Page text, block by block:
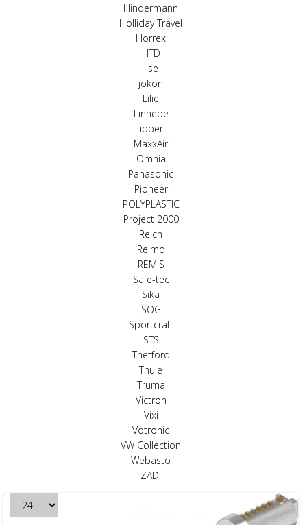
Hindermann
Holliday Travel
Horrex
HTD
ilse
jokon
Lilie
Linnepe
Lippert
MaxxAir
Omnia
Panasonic
Pioneer
POLYPLASTIC
Project 2000
Reich
Reimo
REMIS
Safe-tec
Sika
SOG
Sportcraft
STS
Thetford
Thule
Truma
Victron
Vixi
Votronic
VW Collection
Webasto
ZADI